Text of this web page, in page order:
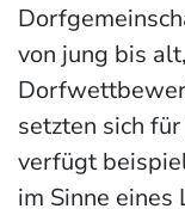
von jung bis
setzten sich
verfügt
im Sinne